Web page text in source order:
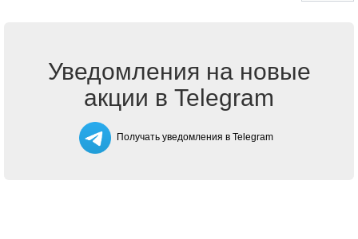
Уведомления на новые
акции в Telegram
Получать уведомления в Telegram